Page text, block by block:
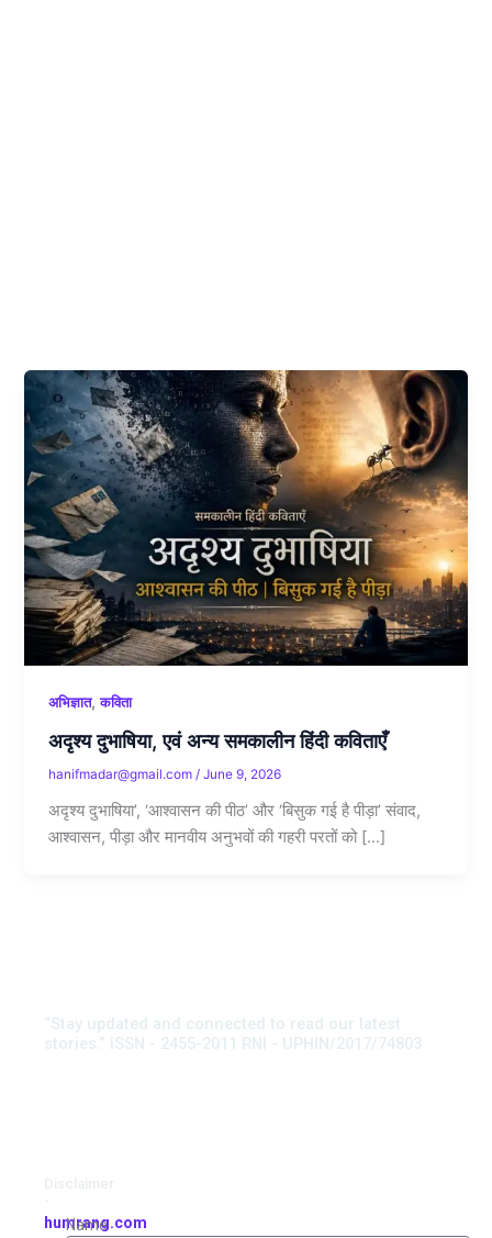
अभिज्ञात,कविता
अदृश्य दुभाषिया, एवं अन्य समकालीन हिंदी कविताएँ
hanifmadar@gmail.com/June 9, 2026
अदृश्य दुभाषिया’, ‘आश्वासन की पीठ’ और ‘बिसुक गई है पीड़ा’ संवाद,
आश्वासन, पीड़ा और मानवीय अनुभवों की गहरी परतों को […]
“Stay updated and connected to read our latest
stories.” ISSN - 2455-2011 RNI - UPHIN/2017/74803
humrang.com
Name